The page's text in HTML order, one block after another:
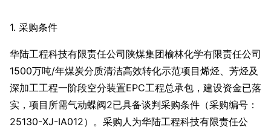
1. 采购条件
华陆工程科技有限责任公司陕煤集团榆林化学有限责任公司
1500万吨/年煤炭分质清洁高效转化示范项目烯烃、芳烃及
深加工工程一阶段空分装置EPC工程总承包，建设资金已落
实，项目所需气动蝶阀2已具备谈判采购条件（采购编号：
25130-XJ-IA012）。采购人为华陆工程科技有限责任公